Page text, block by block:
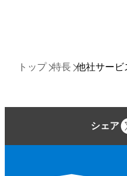
トップ 特長 他社サービ
シェア